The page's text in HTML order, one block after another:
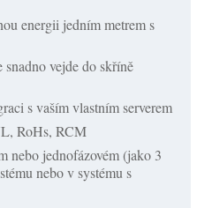
energii jedním metrem s
vejde do skříně
s vaším vlastním serverem
RoHs, RCM
nebo jednofázovém (jako 3
nebo v systému s